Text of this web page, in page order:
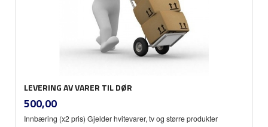
LEVERING AV VARER TIL DØR
Pris
500,00mva.
Innbæring (x2 pris) Gjelder hvitevarer, tv og større produkter